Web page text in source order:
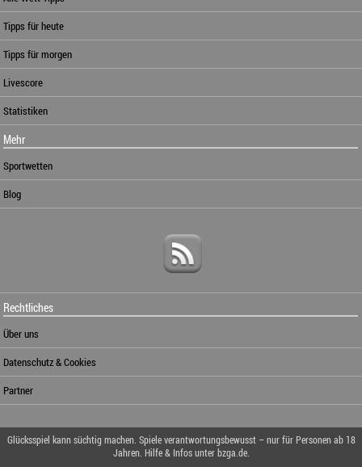
Tipps für heute
Tipps für morgen
Livescore
Statistiken
Mehr
Sportwetten
Blog
Rechtliches
Über uns
Datenschutz & Cookies
Partner
Glücksspiel kann süchtig machen. Spiele verantwortungsbewusst – nur für Personen ab 18
Jahren. Hilfe & Infos unter bzga.de.